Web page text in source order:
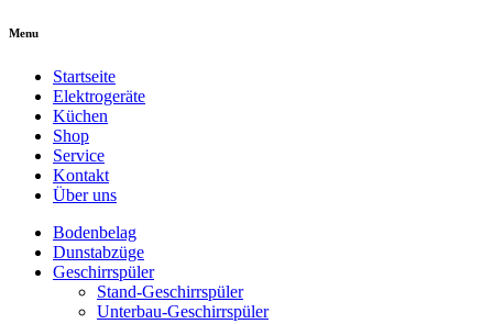
Menu
Startseite
Elektrogeräte
Küchen
Shop
Service
Kontakt
Über uns
Bodenbelag
Dunstabzüge
Geschirrspüler
Stand-Geschirrspüler
Unterbau-Geschirrspüler